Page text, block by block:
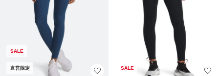
SALE
直営限定 SALE